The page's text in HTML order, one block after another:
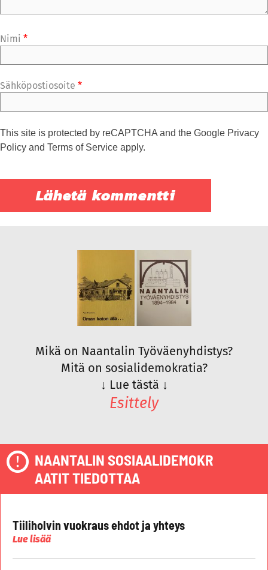
Nimi *
Sähköpostiosoite *
This site is protected by reCAPTCHA and the Google Privacy
Policy and Terms of Service apply.
Mikä on Naantalin Työväenyhdistys?
Mitä on sosialidemokratia?
↓ Lue tästä ↓
Esittely
NAANTALIN SOSIAALIDEMOKR
AATIT TIEDOTTAA
Tiiliholvin vuokraus ehdot ja yhteys
Lue lisää